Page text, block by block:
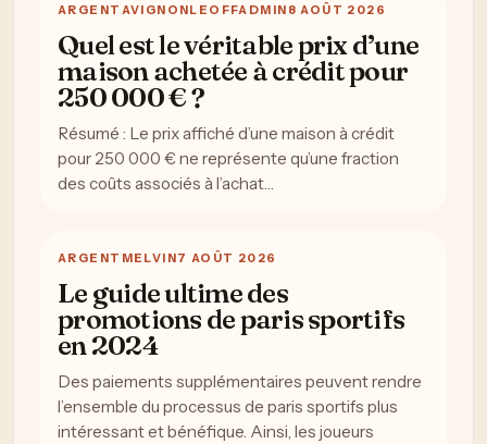
ARGENT AVIGNONLEOFFADMIN 8 AOÛT 2026
Quel est le véritable prix d’une
maison achetée à crédit pour
250 000 € ?
Résumé : Le prix affiché d’une maison à crédit
pour 250 000 € ne représente qu’une fraction
des coûts associés à l’achat…
ARGENT MELVIN7 AOÛT 2026
Le guide ultime des
promotions de paris sportifs
en 2024
Des paiements supplémentaires peuvent rendre
l’ensemble du processus de paris sportifs plus
intéressant et bénéfique. Ainsi, les joueurs